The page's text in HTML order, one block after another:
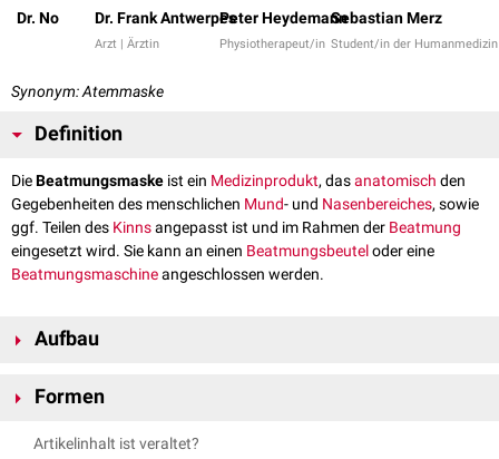
Dr. No Dr. Frank Antwerpes
Arzt | Ärztin
Peter Heydemann
Physiotherapeut/in
Sebastian Merz
Student/in der Humanmedizin
Synonym: Atemmaske
Definition
DieBeatmungsmaske ist ein Medizinprodukt, dasanatomisch den
Gegebenheiten des menschlichen Mund- und Nasenbereiches, sowie
ggf. Teilen des Kinnsangepasst ist und im Rahmen der Beatmung
eingesetzt wird. Sie kann an einen Beatmungsbeuteloder eine
Beatmungsmaschineangeschlossen werden.
Aufbau
die Sicht auf Mund und/oder Nase ermöglicht, sowie einer Maskenwulst
Manche Beatmungsmasken sind auch aus Vollsilikon und haben eine
Formen
Nasenmaske
Artikelinhalt ist veraltet?